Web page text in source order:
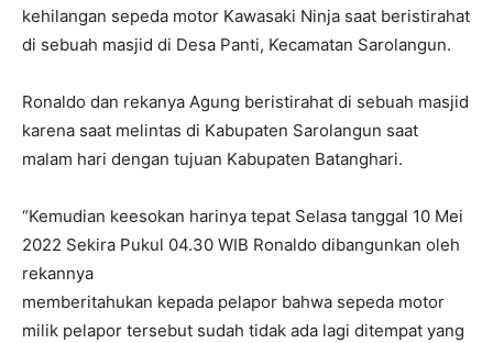
kehilangan sepeda motor Kawasaki Ninja saat beristirahat
di sebuah masjid di Desa Panti, Kecamatan Sarolangun.
Ronaldo dan rekanya Agung beristirahat di sebuah masjid
karena saat melintas di Kabupaten Sarolangun saat
malam hari dengan tujuan Kabupaten Batanghari.
“Kemudian keesokan harinya tepat Selasa tanggal 10 Mei
2022 Sekira Pukul 04.30 WIB Ronaldo dibangunkan oleh
rekannya
memberitahukan kepada pelapor bahwa sepeda motor
milik pelapor tersebut sudah tidak ada lagi ditempat yang